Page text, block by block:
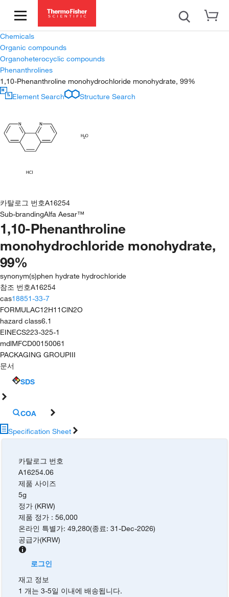
Chemicals
Organic compounds
Organoheterocyclic compounds
Phenanthrolines
1,10-Phenanthroline monohydrochloride monohydrate, 99%
Element Search
Structure Search
카탈로그 번호A16254
Sub-brandingAlfa Aesar™
1,10-Phenanthroline
monohydrochloride monohydrate,
99%
synonym(s)phen hydrate hydrochloride
참조 번호A16254
cas18851-33-7
FORMULAC12H11ClN2O
hazard class6.1
EINECS223-325-1
mdlMFCD00150061
PACKAGING GROUPIII
문서
SDS
COA
Specification Sheet
카탈로그 번호
A16254.06
제품 사이즈
5g
정가 (KRW)
제품 정가 :56,000
온라인 특별가:49,280(종료:31-Dec-2026)
공급가(KRW)
로그인
재고 정보
1 개는 3-5일 이내에 배송됩니다.